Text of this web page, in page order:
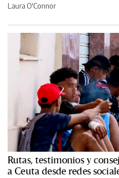
Laura O'Connor
Rutas, testimonios y
a Ceuta desde redes